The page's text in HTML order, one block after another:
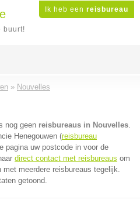
Ik heb een reisbureau
buurt!
» Nouvelles
nog geen reisbureaus in Nouvelles.
Henegouwen (reisbureau
pagina uw postcode in voor de
direct contact met reisbureaus om
meerdere reisbureaus tegelijk.
getoond.